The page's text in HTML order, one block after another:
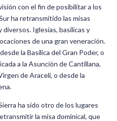
con el fin de posibilitar a los
ha retransmitido las misas
Iglesias, basílicas y
de una gran veneración.
la Basílica del Gran Poder, o
a la Asunción de Cantillana,
de Araceli, o desde la
ha sido otro de los lugares
la misa dominical, que